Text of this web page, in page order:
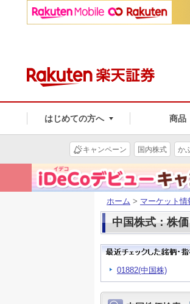
はじめての方へ 商品
キャンペーン 国内株式 か
ホーム > マーケット情
中国株式：株価
01882(中国株)